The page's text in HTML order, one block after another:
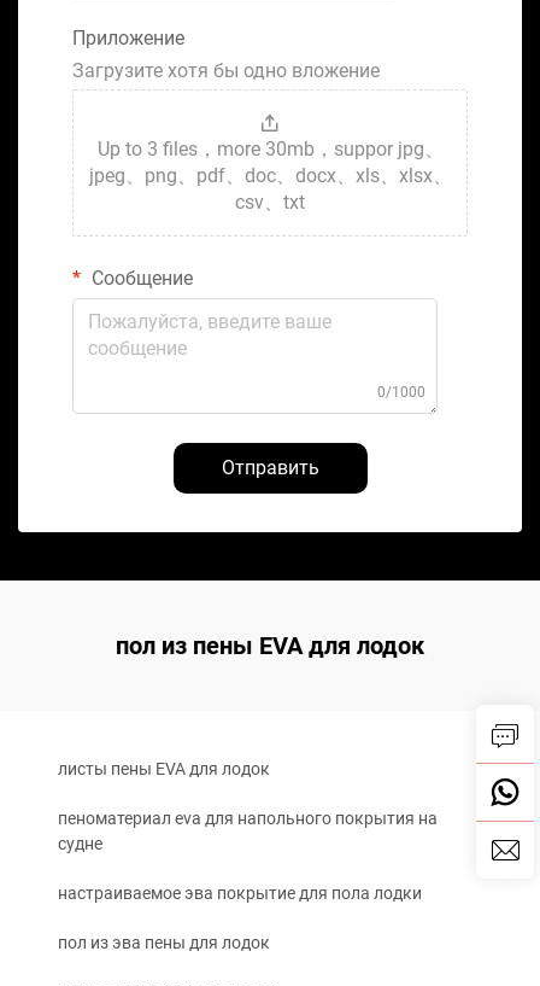
Приложение
Загрузите хотя бы одно вложение
Up to 3 files，more 30mb，suppor jpg、
jpeg、png、pdf、doc、docx、xls、xlsx、
csv、txt
Сообщение
0/1000
Отправить
пол из пены EVA для лодок
листы пены EVA для лодок
пеноматериал eva для напольного покрытия на
судне
настраиваемое эва покрытие для пола лодки
пол из эва пены для лодок